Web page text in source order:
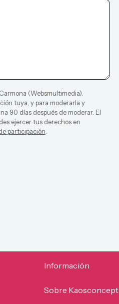
(Websmultimedia).
tuya, y para moderarla y
90 días después de moderar. El
ejercer tus derechos en
participación
Información
Sobre Kaosconcept